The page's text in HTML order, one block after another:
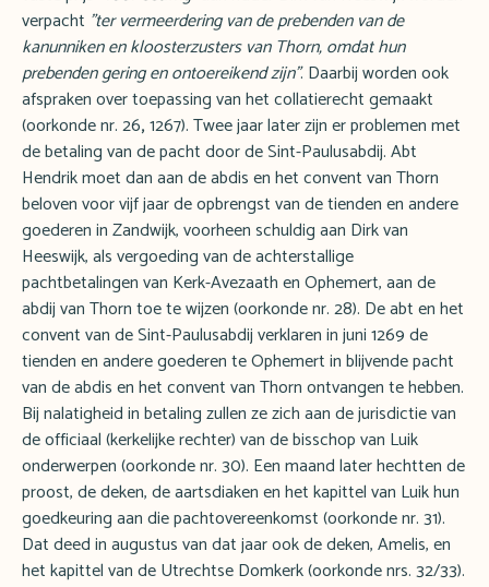
verpacht "ter vermeerdering van de prebenden van de
kanunniken en kloosterzusters van Thorn, omdat hun
prebenden gering en ontoereikend zijn". Daarbij worden ook
afspraken over toepassing van het collatierecht gemaakt
(oorkonde nr. 26,1267). Twee jaar later zijn er problemen met
de betaling van de pacht door de Sint-Paulusabdij. Abt
Hendrik moet dan aan de abdis en het convent van Thorn
beloven voor vijf jaar de opbrengst van de tienden en andere
goederen in Zandwijk, voorheen schuldig aan Dirk van
Heeswijk, als vergoeding van de achterstallige
pachtbetalingen van Kerk-Avezaath en Ophemert, aan de
abdij van Thorn toe te wijzen (oorkonde nr. 28). De abt en het
convent van de Sint-Paulusabdij verklaren in juni 1269 de
tienden en andere goederen te Ophemert in blijvende pacht
van de abdis en het convent van Thorn ontvangen te hebben.
Bij nalatigheid in betaling zullen ze zich aan de jurisdictie van
de officiaal (kerkelijke rechter) van de bisschop van Luik
onderwerpen (oorkonde nr. 30). Een maand later hechtten de
proost, de deken, de aartsdiaken en het kapittel van Luik hun
goedkeuring aan die pachtovereenkomst (oorkonde nr. 31).
Dat deed in augustus van dat jaar ook de deken, Amelis, en
het kapittel van de Utrechtse Domkerk (oorkonde nrs. 32/33).